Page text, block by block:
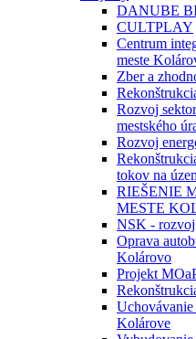
DANUBE
CULTPLAY
Centrum
meste
Zber a
Rozvoj
mestského
Rozvoj
tokov na
RIEŠENIE
MESTE
NSK -
Oprava
Kolárovo
Projekt
Kolárove